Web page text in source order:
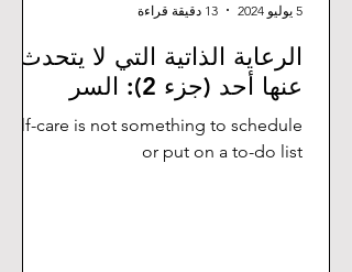
الرعاية الذاتية التي لا يتحدث
عنها أحد (جزء 2): السر
Self-care is not something to schedule
or put on a to-do list
5 يوليو 2024 13 دقيقة قراءة